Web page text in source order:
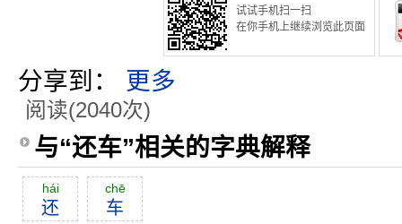
试试手机扫一扫
在你手机上继续浏览此页面
分享到： 更多
阅读(2040次)
与“还车”相关的字典解释
hái
还
chē
车